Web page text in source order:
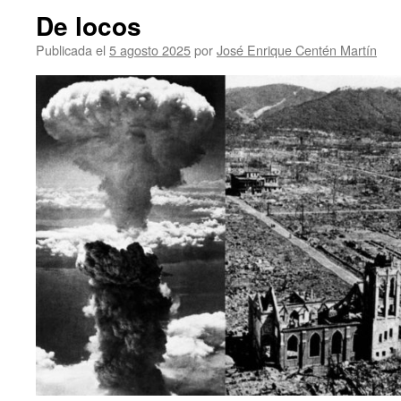
De locos
Publicada el 5 agosto 2025porJosé Enrique Centén Martín